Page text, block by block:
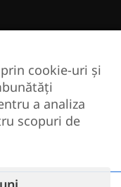
pentru dame si barbati. Toate
cookie-uri și
a analiza
scopuri de